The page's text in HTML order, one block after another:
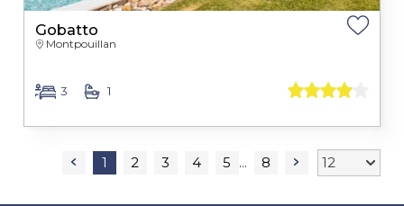
Gobatto
Montpouillan
3 1
1 2 3 4 5 8